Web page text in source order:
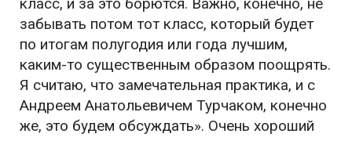
класс, и за это борются. Важно, конечно, не
забывать потом тот класс, который будет
по итогам полугодия или года лучшим,
каким-то существенным образом поощрять.
Я считаю, что замечательная практика, и с
Андреем Анатольевичем Турчаком, конечно
же, это будем обсуждать». Очень хороший